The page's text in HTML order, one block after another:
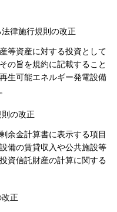
律施行規則の改正
等資産に対する投資として
の旨を規約に記載すること
生可能エネルギー発電設備
の改正
余金計算書に表示する項目
備の賃貸収入や公共施設等
資信託財産の計算に関する
正